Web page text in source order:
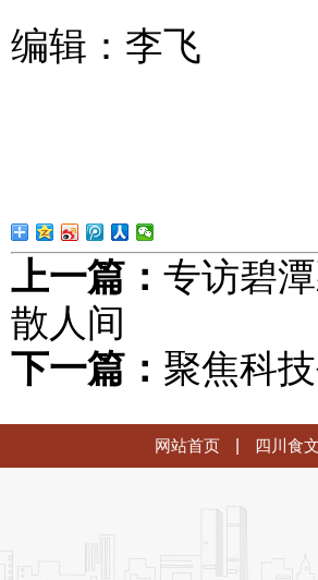
编辑：李飞
上一篇： 专访碧
散人间
下一篇： 聚焦科
网站首页 四川食